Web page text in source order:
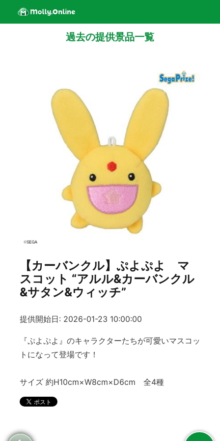
過去の提供景品一覧
【カーバンクル】ぷよぷよ マ
スコット “アルル&カーバンクル
&サタン&ウィッチ”
提供開始日: 2026-01-23 10:00:00
『ぷよぷよ』のキャラクターたちが可愛いマスコッ
トになって登場です！
サイズ 約H10cm×W8cm×D6cm 全4種